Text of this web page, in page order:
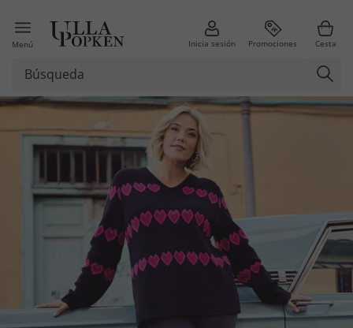
Menú Inicia sesión Promociones Cesta